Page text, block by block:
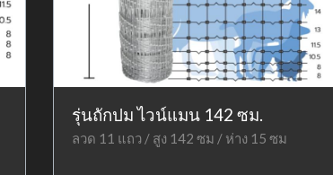
รุ่นถักปม ไวน์แมน 142 ซม.
ลวด 11 แถว / สูง 142 ซม / ห่าง 15 ซม